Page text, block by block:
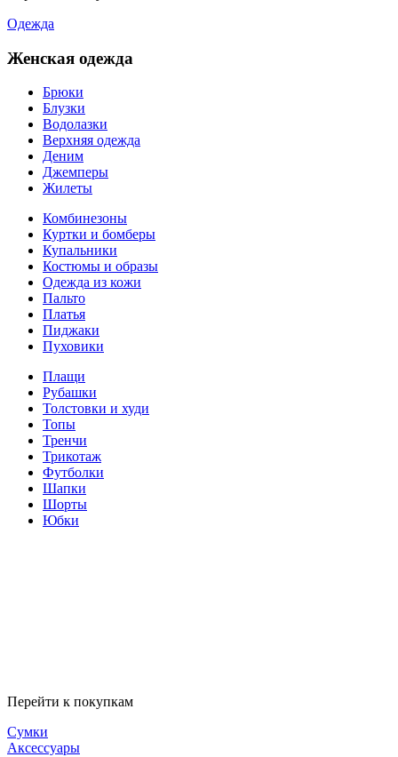
Одежда
Женская одежда
Брюки
Блузки
Водолазки
Верхняя одежда
Деним
Джемперы
Жилеты
Комбинезоны
Куртки и бомберы
Купальники
Костюмы и образы
Одежда из кожи
Пальто
Платья
Пиджаки
Пуховики
Плащи
Рубашки
Толстовки и худи
Топы
Тренчи
Трикотаж
Футболки
Шапки
Шорты
Юбки
Перейти к покупкам
Сумки
Аксессуары